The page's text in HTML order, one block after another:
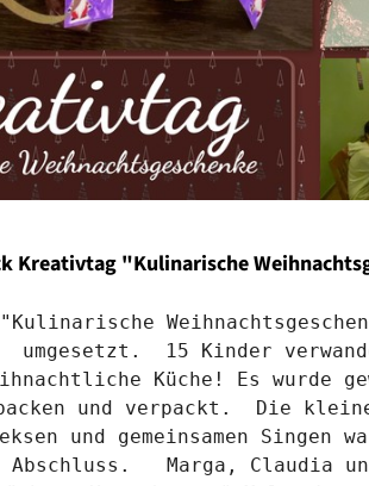
Kreativtag "Kulinarische
umgesetzt.  15 Kinder
Küche! Es wurde
und verpackt.  Die
und gemeinsamen
Abschluss.   Marga, Claudia